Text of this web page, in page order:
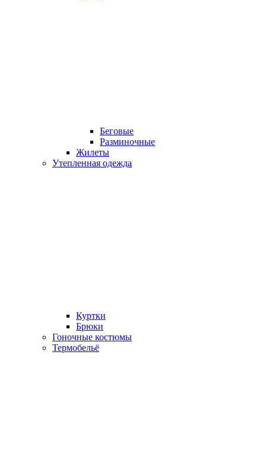
Беговые
Разминочные
Жилеты
Утепленная одежда
Куртки
Брюки
Гоночные костюмы
Термобельё